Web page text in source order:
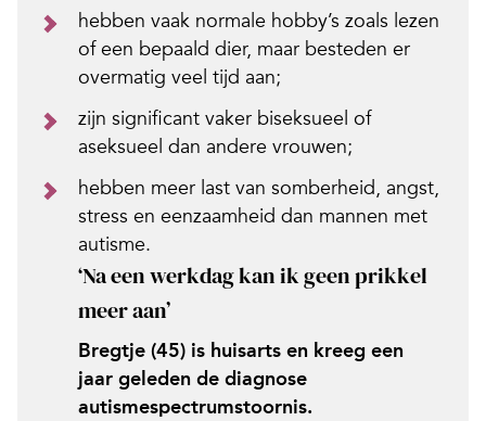
hebben vaak normale hobby’s zoals lezen
of een bepaald dier, maar besteden er
overmatig veel tijd aan;
zijn significant vaker biseksueel of
aseksueel dan andere vrouwen;
hebben meer last van somberheid, angst,
stress en eenzaamheid dan mannen met
autisme.
‘Na een werkdag kan ik geen prikkel
meer aan’
Bregtje (45) is huisarts en kreeg een
jaar geleden de diagnose
autismespectrumstoornis.